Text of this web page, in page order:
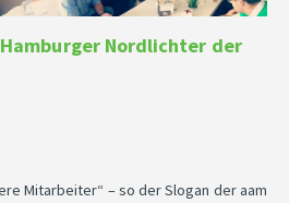
Nordlichter der
Mitarbeiter“ – so der Slogan der aam